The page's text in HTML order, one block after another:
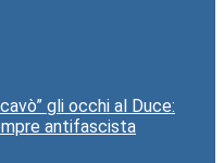
gli occhi al Duce:
antifascista